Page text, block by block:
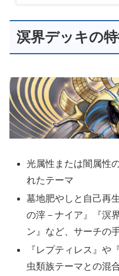
溟界デッキの
光属性または闇属性
れたテーマ
墓地肥やしと自己再
の滓－ナイア』『溟
ン』など、サーチの
『レプティレス』や
虫類族テーマとの混